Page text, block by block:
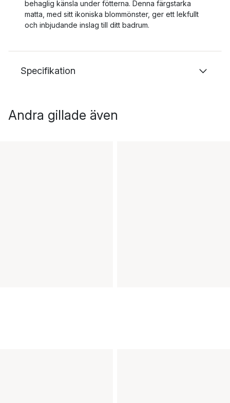
behaglig känsla under fötterna. Denna färgstarka
matta, med sitt ikoniska blommönster, ger ett lekfullt
och inbjudande inslag till ditt badrum.
Specifikation
Andra gillade även